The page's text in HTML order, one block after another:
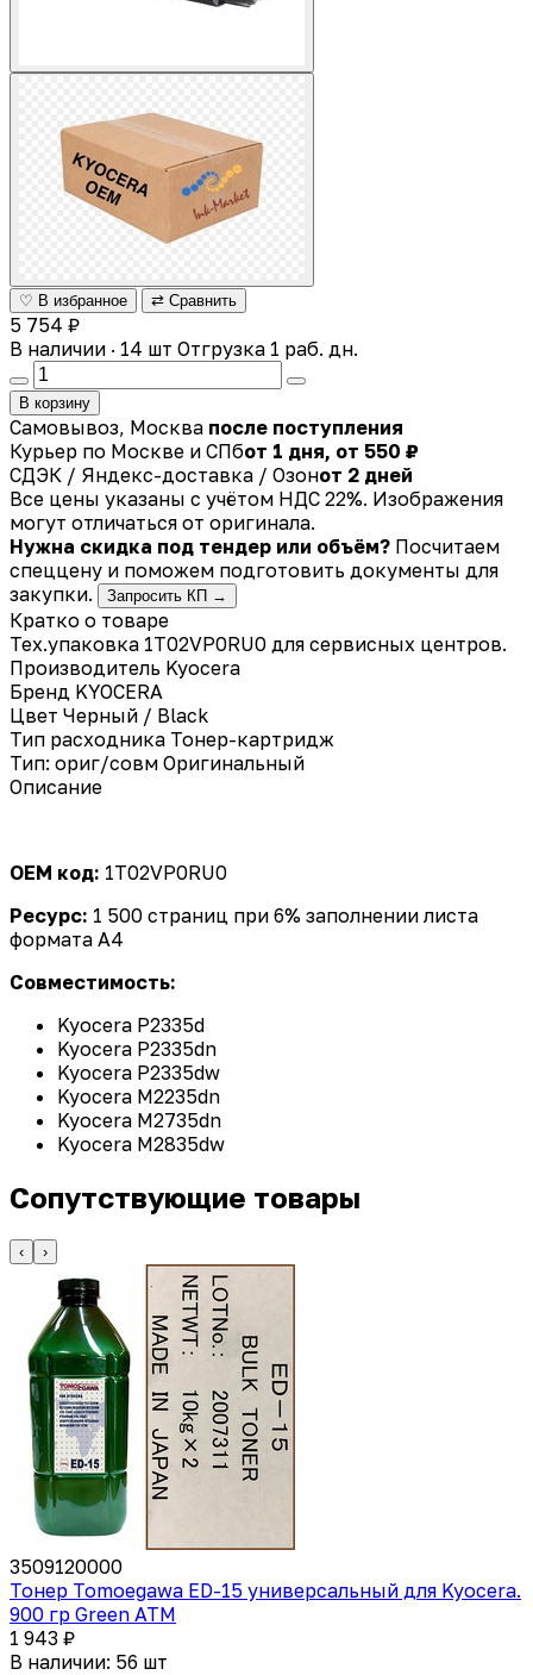
♡ В избранное ⇄ Сравнить
5 754 ₽
В наличии · 14 шт Отгрузка 1 раб. дн.
В корзину
Самовывоз, Москва после поступления
Курьер по Москве и СПбот 1 дня, от 550 ₽
СДЭК / Яндекс-доставка / Озонот 2 дней
Все цены указаны с учётом НДС 22%. Изображения
могут отличаться от оригинала.
Нужна скидка под тендер или объём? Посчитаем
спеццену и поможем подготовить документы для
закупки.
Запросить КП →
Кратко о товаре
Тех.упаковка 1T02VP0RU0 для сервисных центров.
Производитель Kyocera
Бренд KYOCERA
Цвет Черный / Black
Тип расходника Тонер-картридж
Тип: ориг/совм Оригинальный
Описание
OEM код: 1T02VP0RU0
Ресурс: 1 500 страниц при 6% заполнении листа
формата А4
Совместимость:
Kyocera P2335d
Kyocera P2335dn
Kyocera P2335dw
Kyocera M2235dn
Kyocera M2735dn
Kyocera M2835dw
Сопутствующие товары
‹ ›
3509120000
Тонер Tomoegawa ED-15 универсальный для Kyocera.
900 гр Green ATM
1 943 ₽
В наличии: 56 шт